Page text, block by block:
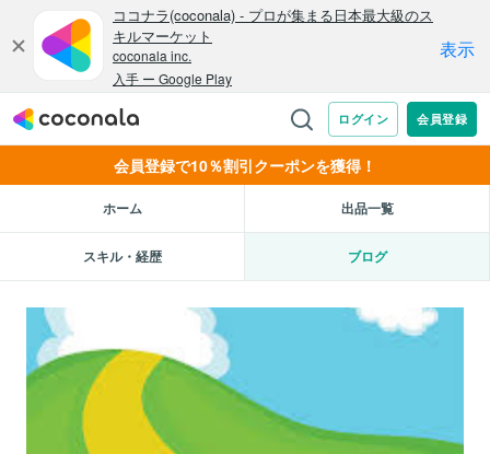
会員登録で10％割引クーポンを獲得！
ホーム 出品一覧
スキル・経歴 ブログ